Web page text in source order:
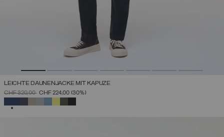
LEICHTE DAUNENJACKE MIT KAPUZE
PREIS REDUZIERT VON
CHF 320,00AUF
CHF 224,00 (30%)